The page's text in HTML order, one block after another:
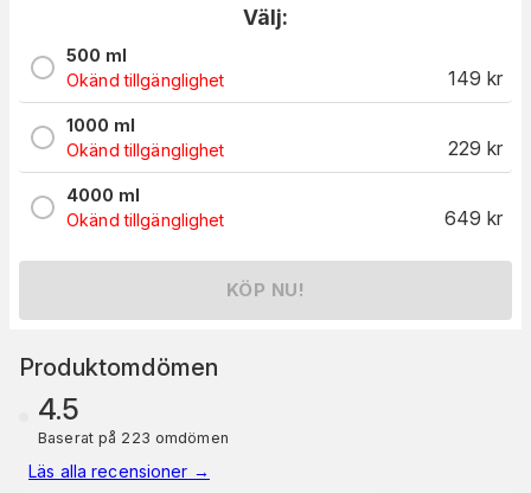
Välj:
500 ml
Okänd tillgänglighet
149 kr
1000 ml
Okänd tillgänglighet
229 kr
4000 ml
Okänd tillgänglighet
649 kr
KÖP NU!
Produktomdömen
4.5
Baserat på 223 omdömen
Läs alla recensioner →